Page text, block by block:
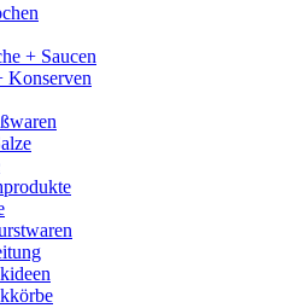
+ Saucen
Konserven